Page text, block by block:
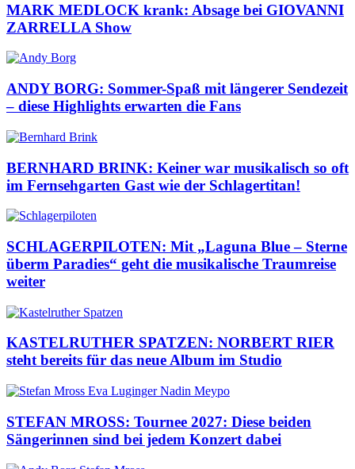
MARK MEDLOCK krank: Absage bei GIOVANNI
ZARRELLA Show
ANDY BORG: Sommer-Spaß mit längerer Sendezeit
– diese Highlights erwarten die Fans
BERNHARD BRINK: Keiner war musikalisch so oft
im Fernsehgarten Gast wie der Schlagertitan!
SCHLAGERPILOTEN: Mit „Laguna Blue – Sterne
überm Paradies“ geht die musikalische Traumreise
weiter
KASTELRUTHER SPATZEN: NORBERT RIER
steht bereits für das neue Album im Studio
STEFAN MROSS: Tournee 2027: Diese beiden
Sängerinnen sind bei jedem Konzert dabei